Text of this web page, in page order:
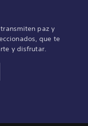
paz y
que te
y disfrutar.